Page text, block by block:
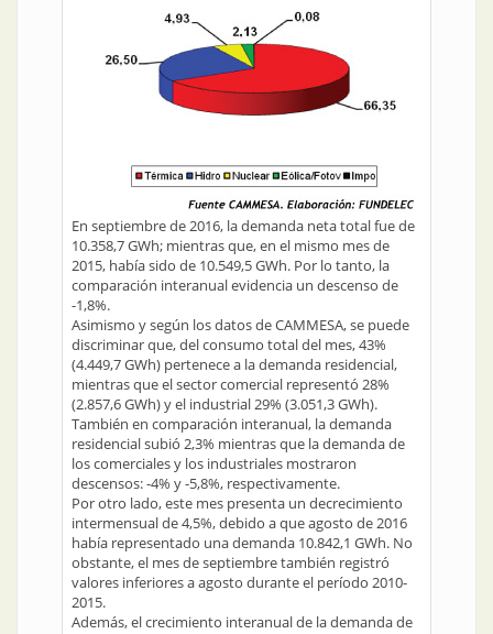
En septiembre de 2016, la demanda neta total fue de
10.358,7 GWh; mientras que, en el mismo mes de
2015, había sido de 10.549,5 GWh. Por lo tanto, la
comparación interanual evidencia un descenso de
-1,8%.
Asimismo y según los datos de CAMMESA, se puede
discriminar que, del consumo total del mes, 43%
(4.449,7 GWh) pertenece a la demanda residencial,
mientras que el sector comercial representó 28%
(2.857,6 GWh) y el industrial 29% (3.051,3 GWh).
También en comparación interanual, la demanda
residencial subió 2,3% mientras que la demanda de
los comerciales y los industriales mostraron
descensos: -4% y -5,8%, respectivamente.
Por otro lado, este mes presenta un decrecimiento
intermensual de 4,5%, debido a que agosto de 2016
había representado una demanda 10.842,1 GWh. No
obstante, el mes de septiembre también registró
valores inferiores a agosto durante el período 2010-
2015.
Además, el crecimiento interanual de la demanda de